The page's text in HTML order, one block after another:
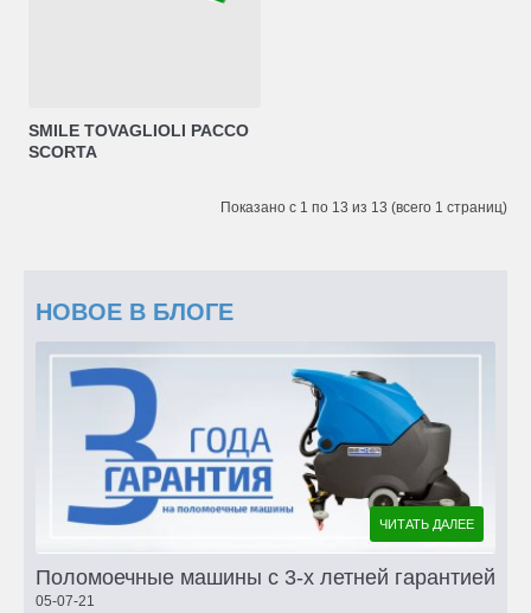
SMILE TOVAGLIOLI PACCO
SCORTA
Показано с 1 по 13 из 13 (всего 1 страниц)
НОВОЕ В БЛОГЕ
ЧИТАТЬ ДАЛЕЕ
Поломоечные машины с 3-х летней гарантией
05-07-21